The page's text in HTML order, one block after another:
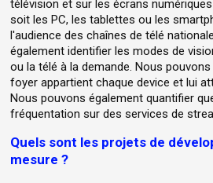
télévision et sur les écrans
soit les PC, les tablettes ou les
l'audience des chaînes de télé
également identifier les modes de
ou la télé à la demande. Nous
foyer appartient chaque device et lui
Nous pouvons également quantifier
fréquentation sur des services de
Quels sont les projets de
mesure ?